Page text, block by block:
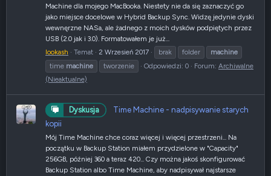
Machine dla mojego MacBooka. Niestety nie da się zaznaczyć go
jako miejsce docelowe w Hybrid Backup Sync. Widzę jedynie dyski
wewnęrzne NASa, ale żadnego z moich dysków podpiętych przez
USB (2.0 jak i 3.0). Formatowałem je już...
lookash
Temat 2 Wrzesień 2017 brak folder
machine
time machine tworzenie Odpowiedzi: 0 Forum: Archiwalne
(Nieaktualne)
Dyskusja
Time Machine - nadpisywanie starych
kopii
Mój Time Machine chce coraz więcej i więcej przestrzeni... Na
początku w Backup Station miałem przydzielone w "Capacity"
256GB, później 360 a teraz 420... Czy można jakoś skonfigurować
Backup Station albo Time Machine, aby nadpisywał najstarsze